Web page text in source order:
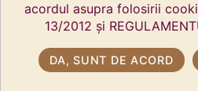
acordul asupra folosirii
13/2012 și
DA, SUNT DE ACORD